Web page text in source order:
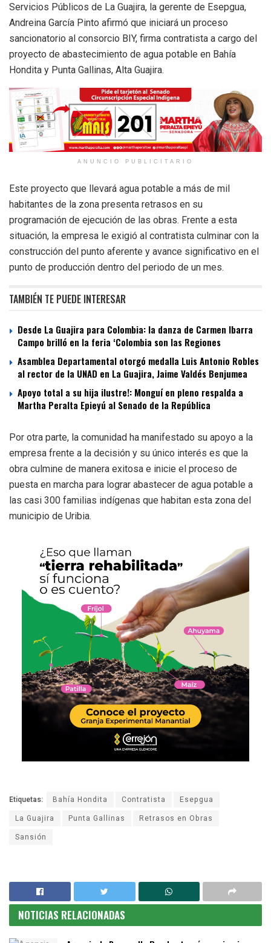
Servicios Públicos de La Guajira, la gerente de Esepgua,
Andreina García Pinto afirmó que iniciará un proceso
sancionatorio al consorcio BIY, firma contratista a cargo del
proyecto de abastecimiento de agua potable en Bahía
Hondita y Punta Gallinas, Alta Guajira.
ANUNCIO PUBLICITARIO
Este proyecto que llevará agua potable a más de mil
habitantes de la zona presenta retrasos en su
programación de ejecución de las obras. Frente a esta
situación, la empresa le exigió al contratista culminar con la
construcción del punto aferente y avance significativo en el
punto de producción dentro del periodo de un mes.
TAMBIÉN TE PUEDE INTERESAR
Desde La Guajira para Colombia: la danza de Carmen Ibarra
Campo brilló en la feria ‘Colombia son las Regiones
Asamblea Departamental otorgó medalla Luis Antonio Robles
al rector de la UNAD en La Guajira, Jaime Valdés Benjumea
Apoyo total a su hija ilustre!: Monguí en pleno respalda a
Martha Peralta Epieyú al Senado de la República
Por otra parte, la comunidad ha manifestado su apoyo a la
empresa frente a la decisión y su único interés es que la
obra culmine de manera exitosa e inicie el proceso de
puesta en marcha para lograr abastecer de agua potable a
las casi 300 familias indígenas que habitan esta zona del
municipio de Uribia.
Etiquetas: Bahía Hondita Contratista
Esepgua
La Guajira
Punta Gallinas
Retrasos en Obras
Sansión
NOTICIAS RELACIONADAS